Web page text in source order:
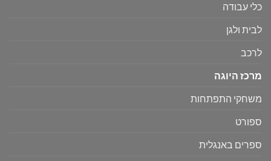
כלי עבודה
לבית ולגן
לרכב
מרכז היוגה
משחקי התפתחות
ספורט
ספרים באנגלית